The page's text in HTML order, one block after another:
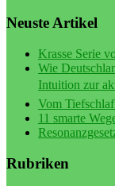
Neuste Artikel
Krasse Serie
Wie
Intuition zur
Vom
11 smarte
Rubriken